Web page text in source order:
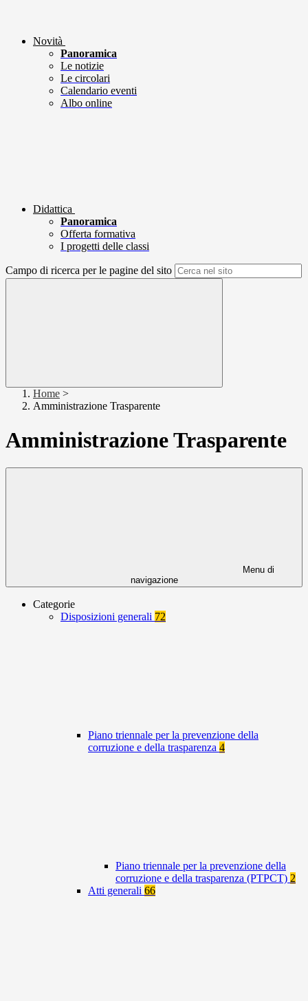
Novità
Panoramica
Le notizie
Le circolari
Calendario eventi
Albo online
Didattica
Panoramica
Offerta formativa
I progetti delle classi
Campo di ricerca per le pagine del sito
Home >
Amministrazione Trasparente
Amministrazione Trasparente
Menu di
navigazione
Categorie
Disposizioni generali 72
Piano triennale per la prevenzione della
corruzione e della trasparenza 4
Piano triennale per la prevenzione della
corruzione e della trasparenza (PTPCT) 2
Atti generali 66